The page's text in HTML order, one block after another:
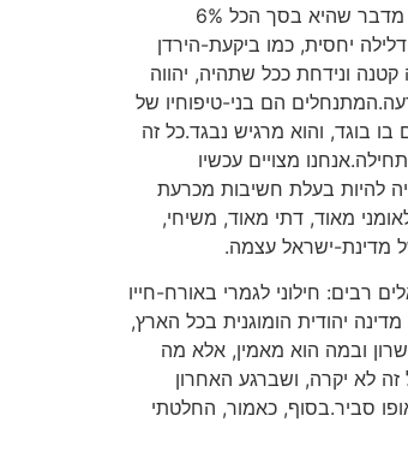
קטנות וחסרות-חשיבות בפינה נידחת של הארץ, כדי לבסס ולהעצים את ההתנחלויות החשובות בגדה המערבית. מוותרים על פיסת מדבר שהיא בסך הכל 6%
פלסטינית דלילה יחסית, כמו ביקעת-הירדן
ונידחת ככל שתהיה, יהווה
הם בני-טיפוחיו של
בוגד, והוא מרגיש נבגד.כל זה
מצויים עכשיו
להיות בעלת חשיבות מכרעת
מאוד, דתי מאוד, משיחי,
מדינת-ישראל עצמה.
רבים: חילוני לגמרי באורח-חייו
יהודית הומוגנית בכל הארץ,
ובמה הוא מאמין, אלא מה
לא יקרה, ושברגע האחרון
סביר.בסוף, כאמור, החלטתי